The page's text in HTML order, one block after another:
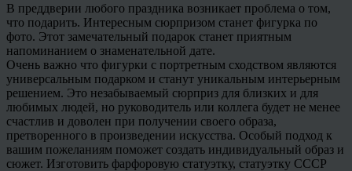
В преддверии любого праздника возникает проблема о том,
что подарить. Интересным сюрпризом станет фигурка по
фото. Этот замечательный подарок станет приятным
напоминанием о знаменательной дате.
Очень важно что фигурки с портретным сходством являются
универсальным подарком и станут уникальным интерьерным
решением. Это незабываемый сюрприз для близких и для
любимых людей, но руководитель или коллега будет не менее
счастлив и доволен при получении своего образа,
претворенного в произведении искусства. Особый подход к
вашим пожеланиям поможет создать индивидуальный образ и
сюжет. Изготовить фарфоровую статуэтку, статуэтку СССР